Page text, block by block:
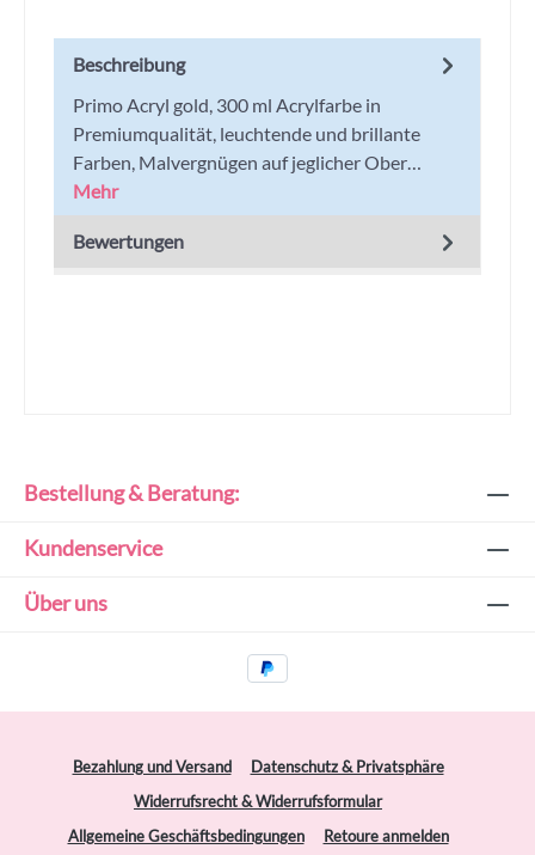
Beschreibung
Primo Acryl gold, 300 ml Acrylfarbe in
Premiumqualität, leuchtende und brillante
Farben, Malvergnügen auf jeglicher Ober…
Mehr
Bewertungen
Bestellung & Beratung:
Kundenservice
Über uns
Bezahlung und Versand
Datenschutz & Privatsphäre
Widerrufsrecht & Widerrufsformular
Allgemeine Geschäftsbedingungen
Retoure anmelden